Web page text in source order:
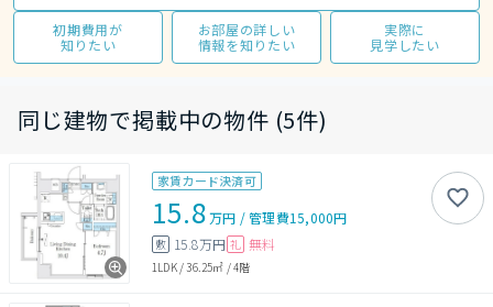
初期費用が
知りたい
お部屋の詳しい
情報を知りたい
実際に
見学したい
同じ建物で掲載中の物件 (5件)
家賃カード決済可
15.8万円 /管理費15,000円
敷 15.8万円 礼 無料
1LDK/36.25㎡ /4階